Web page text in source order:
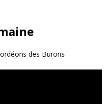
des Burons